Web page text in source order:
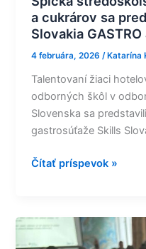
a cukrárov sa
Slovakia GASTRO
4 februára, 2026/ Katarína
Talentovaní žiaci
odborných škôl v
Slovenska sa
gastrosúťaže Skills
Čítať príspevok »
Pilotné
centrá